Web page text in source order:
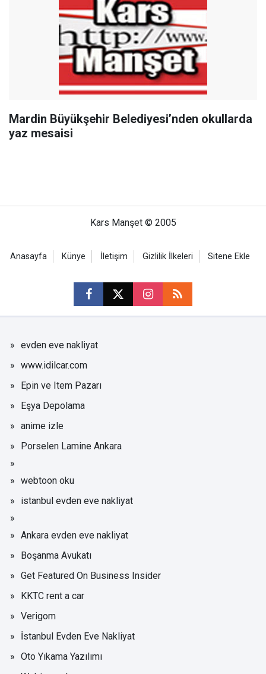
Mardin Büyükşehir Belediyesi’nden okullarda
yaz mesaisi
Kars Manşet © 2005
Anasayfa Künye İletişim Gizlilik İlkeleri Sitene Ekle
evden eve nakliyat
www.idilcar.com
Epin ve Item Pazarı
Eşya Depolama
anime izle
Porselen Lamine Ankara
webtoon oku
istanbul evden eve nakliyat
Ankara evden eve nakliyat
Boşanma Avukatı
Get Featured On Business Insider
KKTC rent a car
Verigom
İstanbul Evden Eve Nakliyat
Oto Yıkama Yazılımı